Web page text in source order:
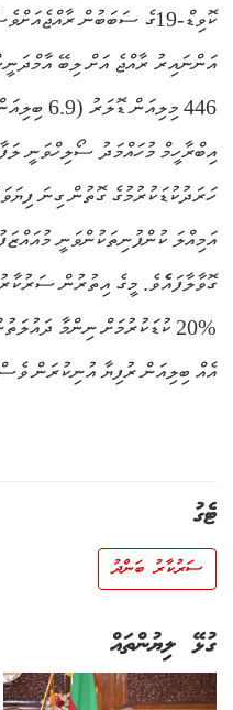
ކޮވިޑް-19ގެ ސަބަބުން
446
އިބްރާހީމް މުހައްމަދު ސޯލިހްވަނީ
ހަރަދުކުޑަކުރުމުގެ ގޮތުން ގިނަ
އަމިއްލަ ކުންފުނިތަކުންވަނީ
ގޮވާލާފައެެވެ. މީގެ އިތުރުން
%20 ކުޑަކުރުމަށް ނިންމާ
އެއް ބިލިއަން ރުފިޔާ އުނިކުރަން
ޓެގު
ސަރުކާރު ބަންދު
ގުޅޭ ލިޔުންތައް